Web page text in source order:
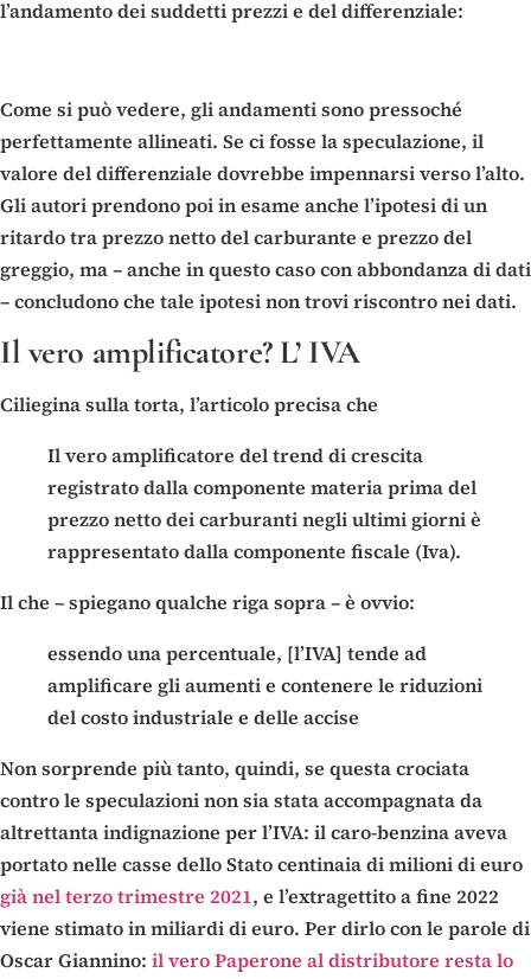
l’andamento dei suddetti prezzi e del differenziale:
Come si può vedere, gli andamenti sono pressoché
perfettamente allineati. Se ci fosse la speculazione, il
valore del differenziale dovrebbe impennarsi verso l’alto.
Gli autori prendono poi in esame anche l’ipotesi di un
ritardo tra prezzo netto del carburante e prezzo del
greggio, ma – anche in questo caso con abbondanza di dati
– concludono che tale ipotesi non trovi riscontro nei dati.
Il vero amplificatore? L’ IVA
Ciliegina sulla torta, l’articolo precisa che
Il vero amplificatore del trend di crescita
registrato dalla componente materia prima del
prezzo netto dei carburanti negli ultimi giorni è
rappresentato dalla componente fiscale (Iva).
Il che – spiegano qualche riga sopra – è ovvio:
essendo una percentuale, [l’IVA] tende ad
amplificare gli aumenti e contenere le riduzioni
del costo industriale e delle accise
Non sorprende più tanto, quindi, se questa crociata
contro le speculazioni non sia stata accompagnata da
altrettanta indignazione per l’IVA: il caro-benzina aveva
portato nelle casse dello Stato centinaia di milioni di euro
già nel terzo trimestre 2021, e l’extragettito a fine 2022
viene stimato in miliardi di euro. Per dirlo con le parole di
Oscar Giannino: il vero Paperone al distributore resta lo